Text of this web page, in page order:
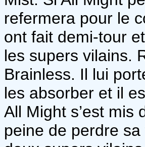
refermera pour le
ont fait demi-tour
les supers vilains.
Brainless. Il lui
les absorber et il
All Might s’est mis
peine de perdre